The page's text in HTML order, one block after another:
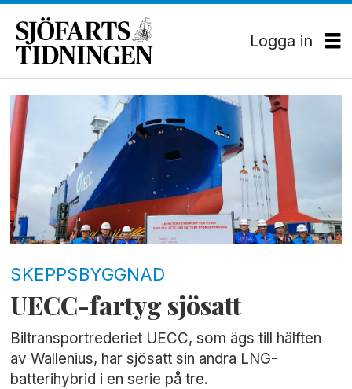
Logga in
Tag:
pctc
SKEPPSBYGGNAD
UECC-fartyg sjösatt
Biltransportrederiet UECC, som ägs till hälften
av Wallenius, har sjösatt sin andra LNG-
batterihybrid i en serie på tre.